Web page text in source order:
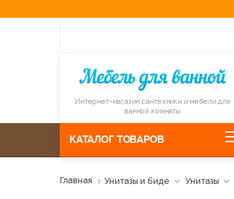
Интернет-магазин сантехники и мебели для
ванной комнаты
КАТАЛОГ ТОВАРОВ
Главная Унитазы и биде Унитазы